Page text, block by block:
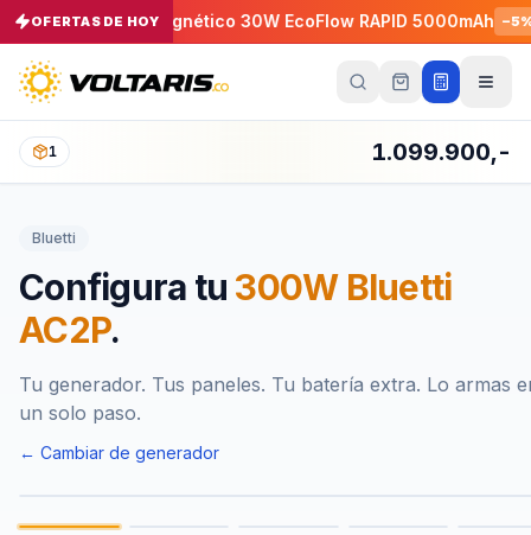
OFERTAS DE HOY
Cargador Magnético 30W EcoFlow RAPID 5000mAh −5%
1 1.099.900,-
Bluetti
Configura tu 300W Bluetti
AC2P.
Tu generador. Tus paneles. Tu batería extra. Lo armas
un solo paso.
← Cambiar de generador
Tu
Vacío
está
Agrega
con el
botón
y
págalos
todos